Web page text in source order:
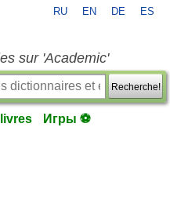
RU EN DE ES
sur 'Academic'
Recherche!
livres Игры ⚽